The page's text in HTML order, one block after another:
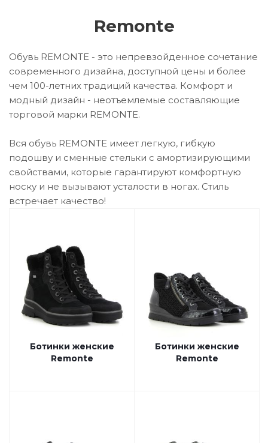
Remonte
Обувь REMONTE - это непревзойденное сочетание
современного дизайна, доступной цены и более
чем 100-летних традиций качества. Комфорт и
модный дизайн - неотъемлемые составляющие
торговой марки REMONTE.
Вся обувь REMONTE имеет легкую, гибкую
подошву и сменные стельки с амортизирующими
свойствами, которые гарантируют комфортную
носку и не вызывают усталости в ногах. Стиль
встречает качество!
Ботинки женские
Remonte
Ботинки женские
Remonte